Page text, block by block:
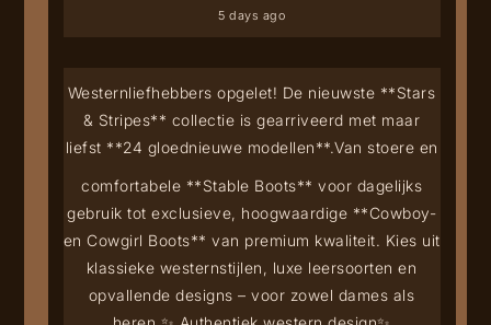
5 days ago
Westernliefhebbers opgelet! De nieuwste **Stars
& Stripes** collectie is gearriveerd met maar
liefst **24 gloednieuwe modellen**.Van stoere en
comfortabele **Stable Boots** voor dagelijks
gebruik tot exclusieve, hoogwaardige **Cowboy-
en Cowgirl Boots** van premium kwaliteit. Kies uit
klassieke westernstijlen, luxe leersoorten en
opvallende designs – voor zowel dames als